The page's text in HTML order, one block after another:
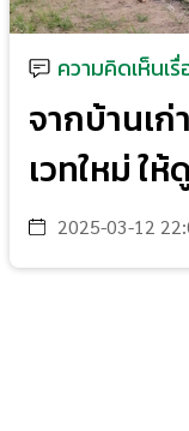
ความคิดเห็นเรื่
จากบ้านเก่
เวทใหม่ ใ
2025-03-12